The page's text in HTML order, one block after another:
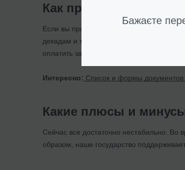
Как производится
Если вы приобретаете э/э на аукционах,
декадам и т.д. Всё зависит от
оплатить за 10 дней вперед.
Интересно: Список и формы документов
Какие плюсы и
Сейчас все достаточно нестабильно. Во
образом, наше государство
Бажаєте